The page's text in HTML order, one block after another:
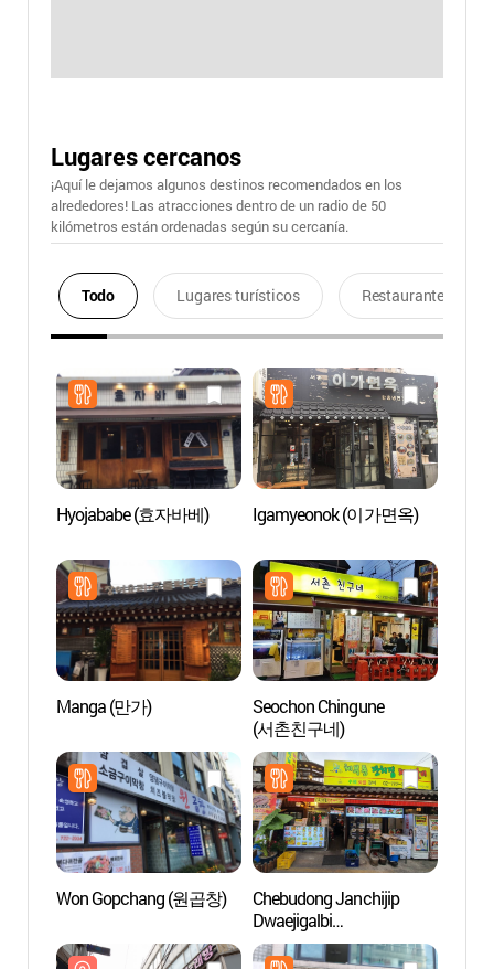
Lugares cercanos
¡Aquí le dejamos algunos destinos recomendados en los
alrededores! Las atracciones dentro de un radio de 50
kilómetros están ordenadas según su cercanía.
Todo Lugares turísticos Restaurantes
Hyojababe (효자바베) Igamyeonok (이가면옥)
Manga (만가)
Seochon Chingune
(서촌친구네)
Won Gopchang (원곱창)
Chebudong Janchijip
Dwaejigalbi
(체부동잔치집돼지갈비)